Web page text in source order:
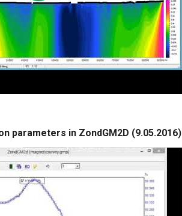
parameters in ZondGM2D (9.05.2016)